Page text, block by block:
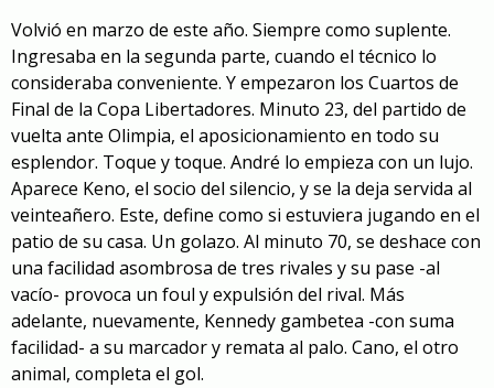
Volvió en marzo de este año. Siempre como suplente.
Ingresaba en la segunda parte, cuando el técnico lo
consideraba conveniente. Y empezaron los Cuartos de
Final de la Copa Libertadores. Minuto 23, del partido de
vuelta ante Olimpia, el aposicionamiento en todo su
esplendor. Toque y toque. André lo empieza con un lujo.
Aparece Keno, el socio del silencio, y se la deja servida al
veinteañero. Este, define como si estuviera jugando en el
patio de su casa. Un golazo. Al minuto 70, se deshace con
una facilidad asombrosa de tres rivales y su pase -al
vacío- provoca un foul y expulsión del rival. Más
adelante, nuevamente, Kennedy gambetea -con suma
facilidad- a su marcador y remata al palo. Cano, el otro
animal, completa el gol.